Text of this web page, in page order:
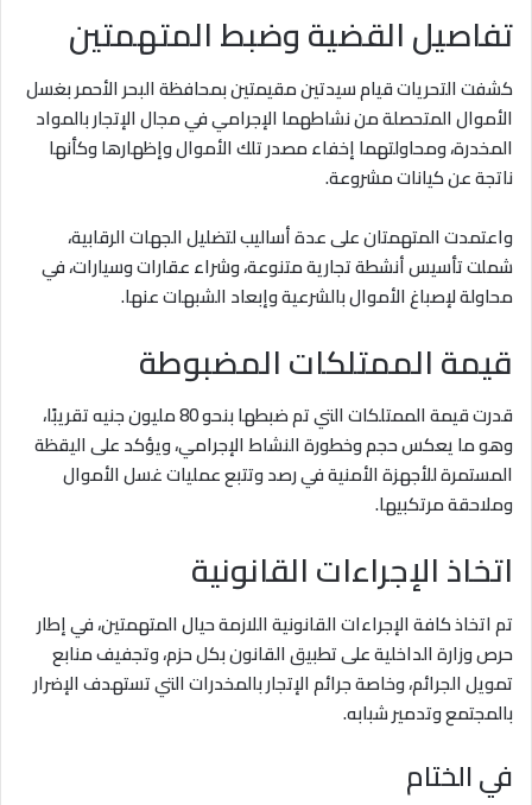
تفاصيل القضية وضبط المتهمتين
كشفت التحريات قيام سيدتين مقيمتين بمحافظة البحر الأحمر بغسل
الأموال المتحصلة من نشاطهما الإجرامي في مجال الإتجار بالمواد
المخدرة، ومحاولتهما إخفاء مصدر تلك الأموال وإظهارها وكأنها
ناتجة عن كيانات مشروعة.
واعتمدت المتهمتان على عدة أساليب لتضليل الجهات الرقابية،
شملت تأسيس أنشطة تجارية متنوعة، وشراء عقارات وسيارات، في
محاولة لإصباغ الأموال بالشرعية وإبعاد الشبهات عنها.
قيمة الممتلكات المضبوطة
قدرت قيمة الممتلكات التي تم ضبطها بنحو 80 مليون جنيه تقريبًا،
وهو ما يعكس حجم وخطورة النشاط الإجرامي، ويؤكد على اليقظة
المستمرة للأجهزة الأمنية في رصد وتتبع عمليات غسل الأموال
وملاحقة مرتكبيها.
اتخاذ الإجراءات القانونية
تم اتخاذ كافة الإجراءات القانونية اللازمة حيال المتهمتين، في إطار
حرص وزارة الداخلية على تطبيق القانون بكل حزم، وتجفيف منابع
تمويل الجرائم، وخاصة جرائم الإتجار بالمخدرات التي تستهدف الإضرار
بالمجتمع وتدمير شبابه.
في الختام